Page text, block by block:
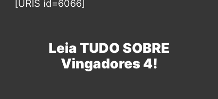
[URIS id=6066]
Leia TUDO SOBRE
Vingadores 4!